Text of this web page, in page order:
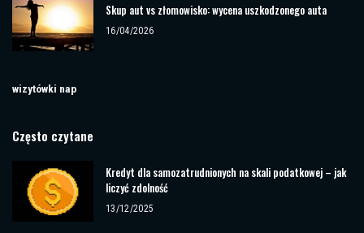
Skup aut vs złomowisko: wycena uszkodzonego auta
16/04/2026
wizytówki nap
Często czytane
Kredyt dla samozatrudnionych na skali podatkowej – jak
liczyć zdolność
13/12/2025